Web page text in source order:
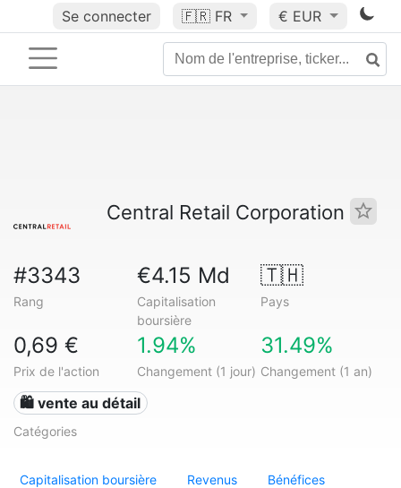
Se connecter 🇫🇷 FR € EUR
Central Retail Corporation
#3343
Rang
€4.15 Md
Capitalisation
boursière
🇹🇭
Pays
0,69 €
Prix de l'action
1.94%
Changement (1 jour)
31.49%
Changement (1 an)
🛍️ vente au détail
Catégories
Capitalisation boursière Revenus Bénéfices